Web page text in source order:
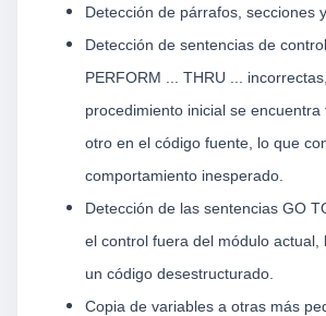
Detección de párrafos, secciones
Detección de sentencias de
PERFORM ... THRU ...
procedimiento inicial se encuentra
otro en el código fuente, lo que
comportamiento inesperado.
Detección de las sentencias GO
el control fuera del módulo actual,
un código desestructurado.
Copia de variables a otras más